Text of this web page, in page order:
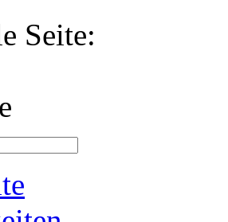
Seite: